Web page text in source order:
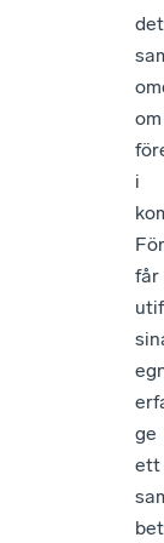
det
om
i
får
ge
ett